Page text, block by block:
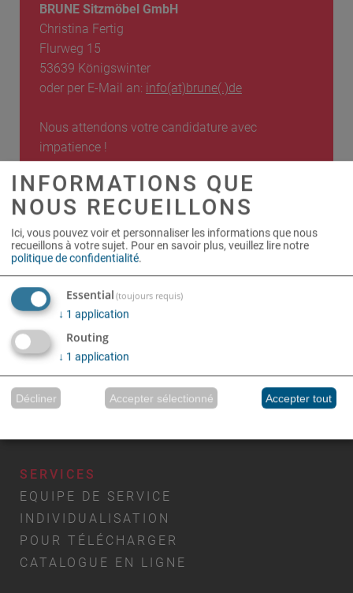
BRUNE Sitzmöbel GmbH
Christina Fertig
Flurweg 15
53639 Königswinter
oder per E-Mail an: info(at)brune(.)de
Nous attendons votre candidature avec
impatience !
PRODUITS
TABLES
PORTE-MANTEAUX
TRANSPORTATION
CONSERVER LES VALEURS
SERVICES
EQUIPE DE SERVICE
INDIVIDUALISATION
POUR TÉLÉCHARGER
CATALOGUE EN LIGNE
INFORMATIONS QUE
NOUS RECUEILLONS
Ici, vous pouvez voir et personnaliser les informations que nous
recueillons à votre sujet. Pour en savoir plus, veuillez lire notre
politique de confidentialité.
Essential (toujours requis)
↓ 1 application
Routing
↓ 1 application
Décliner Accepter sélectionné Accepter tout